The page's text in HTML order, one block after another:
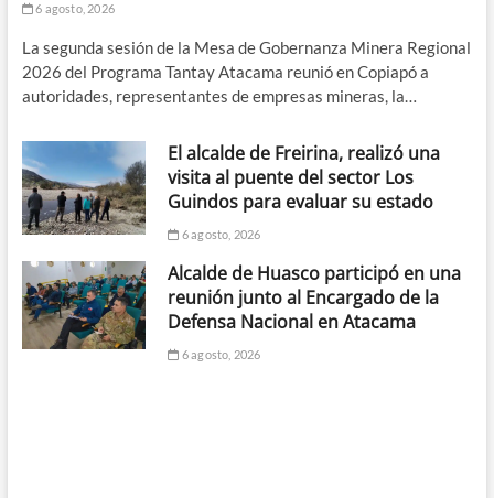
6 agosto, 2026
La segunda sesión de la Mesa de Gobernanza Minera Regional
2026 del Programa Tantay Atacama reunió en Copiapó a
autoridades, representantes de empresas mineras, la…
El alcalde de Freirina, realizó una
visita al puente del sector Los
Guindos para evaluar su estado
6 agosto, 2026
Alcalde de Huasco participó en una
reunión junto al Encargado de la
Defensa Nacional en Atacama
6 agosto, 2026